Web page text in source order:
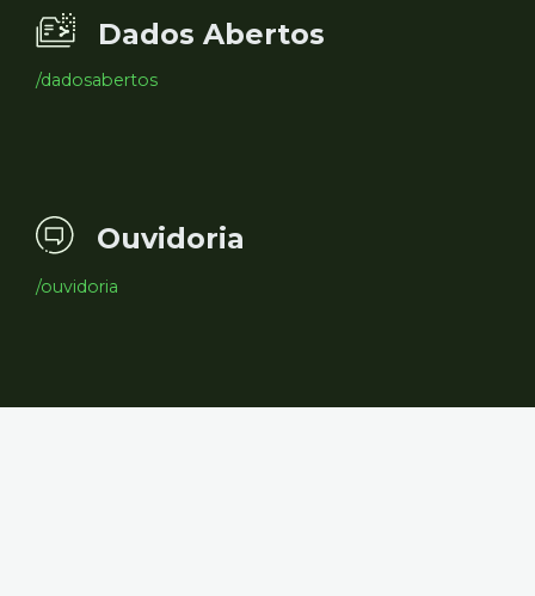
Dados Abertos
/dadosabertos
Ouvidoria
/ouvidoria